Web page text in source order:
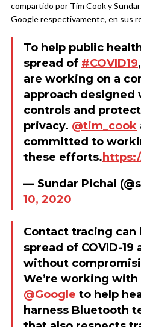
compartido por Tim Cook y
Google respectivamente, en sus
To help public
spread of #COVID19
are working on a
approach designed
controls and
privacy. @tim_cook
committed to
these efforts.
— Sundar Pichai
10, 2020
Contact tracing can
spread of COVID-19
without
We’re working with
@Google to help
harness Bluetooth